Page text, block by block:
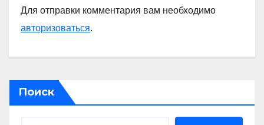
Для отправки комментария вам необходимо
авторизоваться.
Поиск